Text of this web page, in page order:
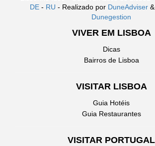
DE - RU - Realizado por DuneAdviser
Dunegestion
VIVER EM LISBOA
Dicas
Bairros de Lisboa
VISITAR LISBOA
Guia Hotéis
Guia Restaurantes
VISITAR PORTUGAL